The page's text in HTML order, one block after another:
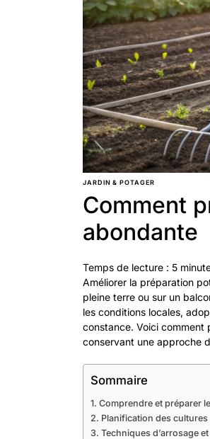
JARDIN & POTAGER
Comment
abondante
Temps de lecture : 5
Améliorer la préparation
pleine terre ou sur un
les conditions locales,
constance. Voici comment
conservant une approche
Sommaire
Comprendre et préparer
Planification des cultures
Techniques d’arrosage